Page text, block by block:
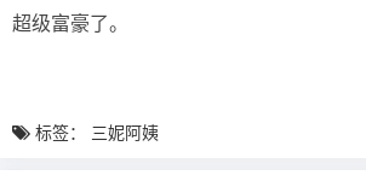
超级富豪了。
标签： 三妮阿姨